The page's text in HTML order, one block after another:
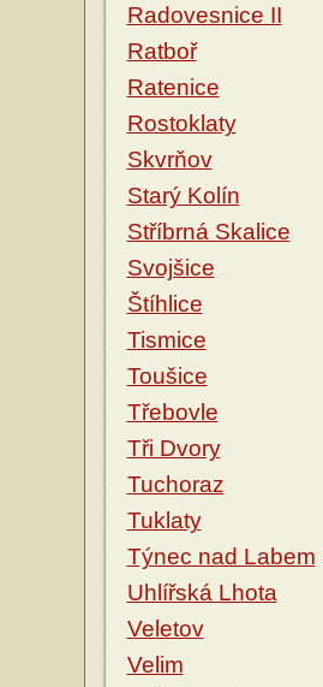
Radovesnice II
Ratboř
Ratenice
Rostoklaty
Skvrňov
Starý Kolín
Stříbrná Skalice
Svojšice
Štíhlice
Tismice
Toušice
Třebovle
Tři Dvory
Tuchoraz
Tuklaty
Týnec nad Labem
Uhlířská Lhota
Veletov
Velim